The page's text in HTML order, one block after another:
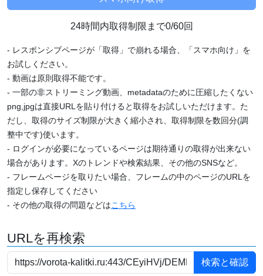
24時間内取得制限まで0/60回
- レスポンシブページが「取得」で崩れる場合、「スマホ向け」を
お試しください。
- 動画は原則取得不能です。
- 一部の非ストリーミング動画、metadataのために圧縮したくない
png,jpgは直接URLを貼り付けると取得をお試しいただけます。た
だし、取得のサイズ制限が大きく縮小され、取得制限を数回分(調
整中です)使います。
- ログインが必要になっているページは期待通りの取得が出来ない
場合があります。Xのトレンドや検索結果、その他のSNSなど。
- フレームページを取りたい場合、フレームの中のページのURLを
指定し保存してください
- その他の取得の問題などはこちら
URLを再検索